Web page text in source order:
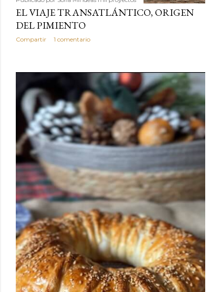
EL VIAJE TRANSATLÁNTICO, ORIGEN
DEL PIMIENTO
Compartir 1 comentario